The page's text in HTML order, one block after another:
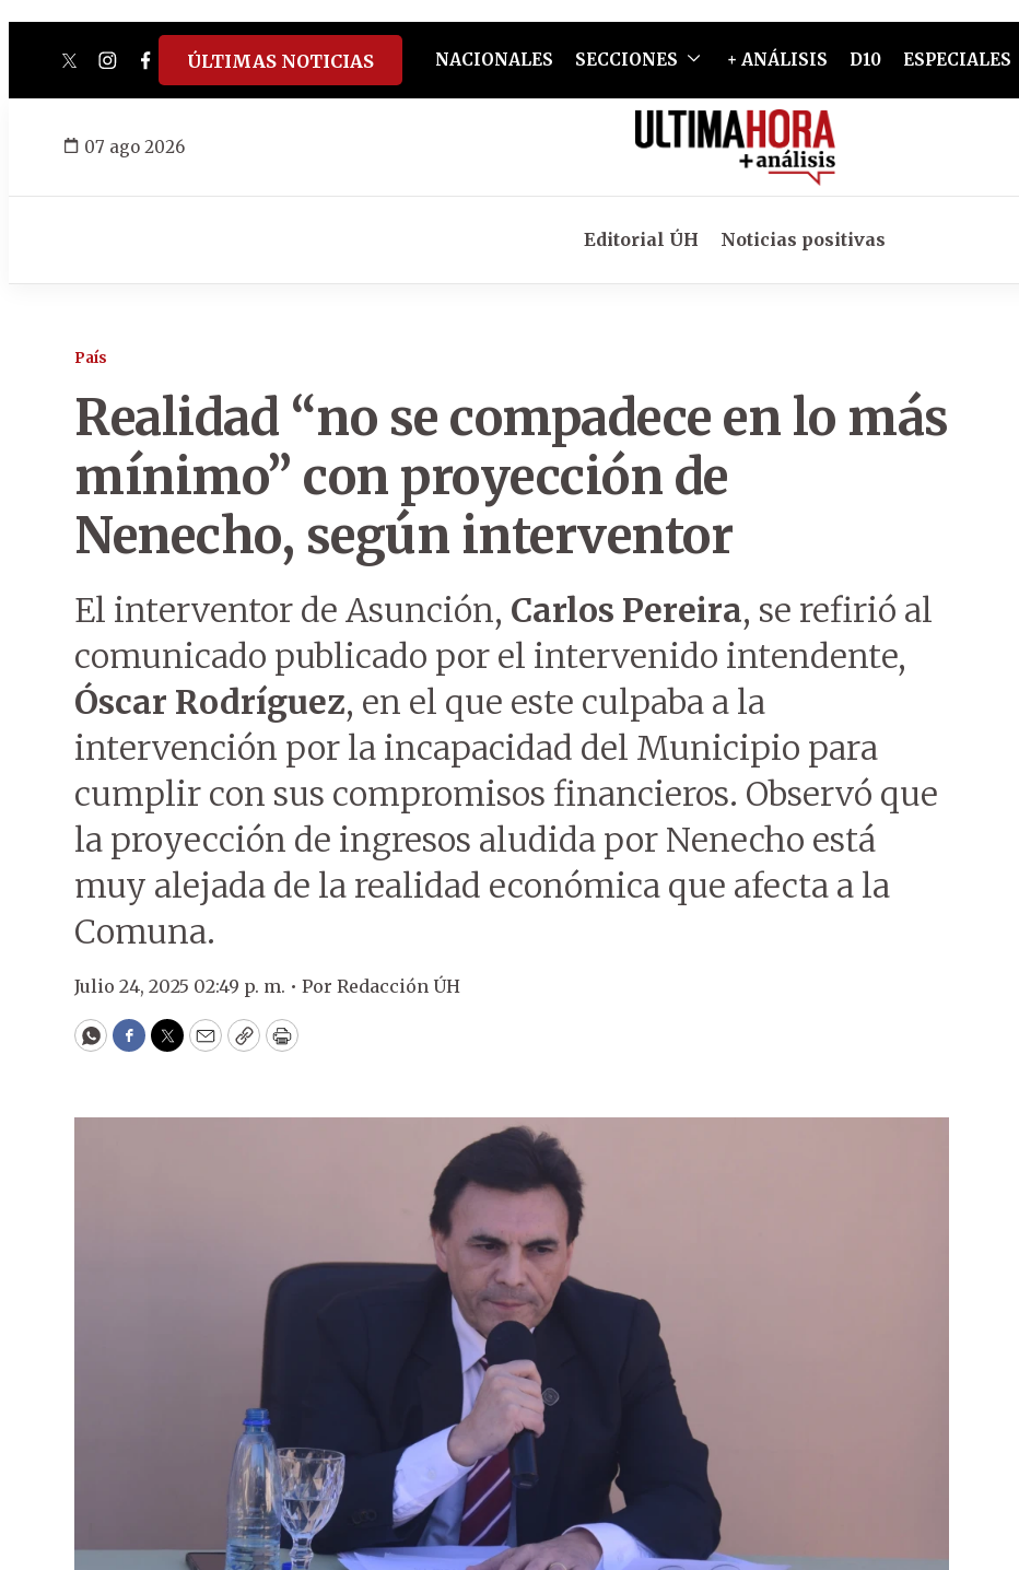
twitterinstagram
facebook
tiktokyoutube
spotify
ÚLTIMAS NOTICIAS NACIONALES SECCIONES + ANÁLISIS D10 ESPECIALES
07 ago 2026
Editorial ÚH Noticias positivas
País
Realidad “no se compadece en lo más
mínimo” con proyección de
Nenecho, según interventor
El interventor de Asunción, Carlos Pereira, se refirió al
comunicado publicado por el intervenido intendente,
Óscar Rodríguez, en el que este culpaba a la
intervención por la incapacidad del Municipio para
cumplir con sus compromisos financieros. Observó que
la proyección de ingresos aludida por Nenecho está
muy alejada de la realidad económica que afecta a la
Comuna.
Julio 24, 2025 02:49 p. m. • Por Redacción ÚH
WhatsApp
Facebook
Twitter
EmailCopyPrint